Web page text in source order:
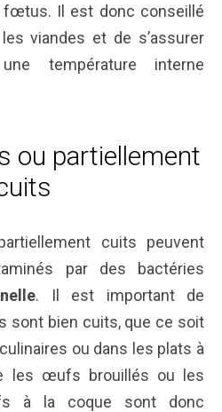
fœtus. Il est donc conseillé
viandes et de s’assurer
température interne
ou partiellement
cuits peuvent
par des bactéries
. Il est important de
sont bien cuits, que ce soit
ou dans les plats à
les œufs brouillés ou les
à la coque sont donc